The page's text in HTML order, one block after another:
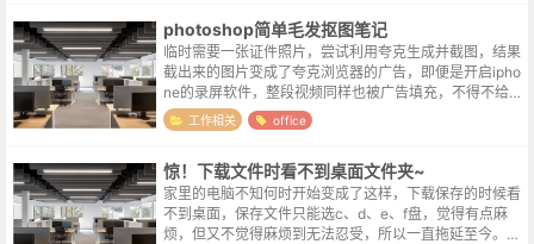
photoshop简单毛发抠图笔记
临时需要一张证件照片，尝试利用夸克生成并截图，结果
截出来的图片变成了夸克浏览器的广告，即便是开启ipho
ne的录屏软件，整段视频同样也被广告填充，不得不给个
赞，真是武装到了牙齿。但一年用不到两次的功能，又不
舍得去开个会员，只能自己动手...
工作相关 office
惊！下载文件时看不到桌面文件夹~
家里的电脑不知何时开始变成了这样，下载保存的时候看
不到桌面，保存文件只能选c、d、e、f盘，觉得有点麻
烦，但又不觉得麻烦到无法忍受，所以一直拖延至今。你